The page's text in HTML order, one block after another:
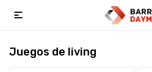

Juegos de living